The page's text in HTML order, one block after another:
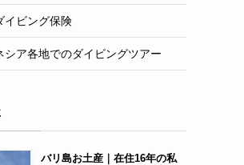
イビング保険
シア各地でのダイビングツアー
バリ島お土産｜在住16年の私